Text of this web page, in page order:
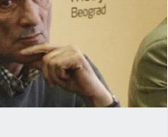
VLADE SRBIJE I SINDIKATA
PROSVETE
Актуелно